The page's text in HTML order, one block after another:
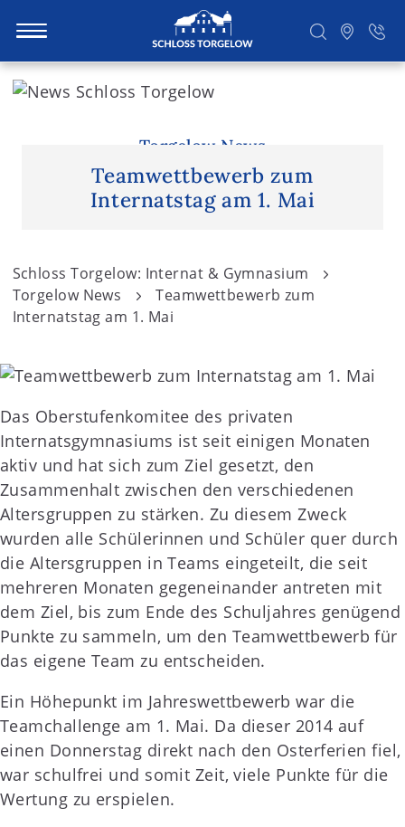
S
t
Torgelow News
Teamwettbewerb zum
Internatstag am 1. Mai
Schloss Torgelow: Internat & Gymnasium
Torgelow News
Teamwettbewerb zum
Internatstag am 1. Mai
Das Oberstufenkomitee des privaten
Internatsgymnasiums ist seit einigen Monaten
aktiv und hat sich zum Ziel gesetzt, den
Zusammenhalt zwischen den verschiedenen
Altersgruppen zu stärken. Zu diesem Zweck
wurden alle Schülerinnen und Schüler quer durch
die Altersgruppen in Teams eingeteilt, die seit
mehreren Monaten gegeneinander antreten mit
dem Ziel, bis zum Ende des Schuljahres genügend
Punkte zu sammeln, um den Teamwettbewerb für
das eigene Team zu entscheiden.
Ein Höhepunkt im Jahreswettbewerb war die
Teamchallenge am 1. Mai. Da dieser 2014 auf
einen Donnerstag direkt nach den Osterferien fiel,
war schulfrei und somit Zeit, viele Punkte für die
Wertung zu erspielen.